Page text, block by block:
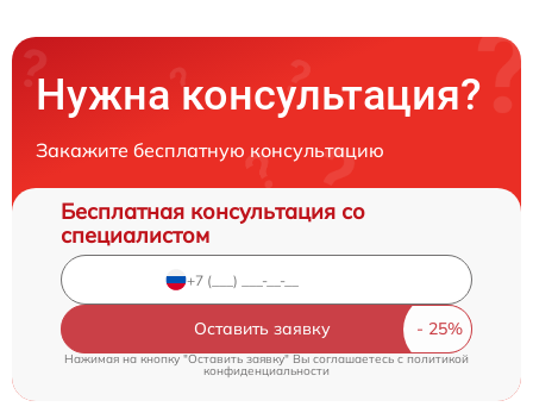
Нужна консультация?
Закажите бесплатную консультацию
Бесплатная консультация со
специалистом
Оставить заявку
Нажимая на кнопку "Оставить заявку" Вы соглашаетесь c политикой
конфиденциальности